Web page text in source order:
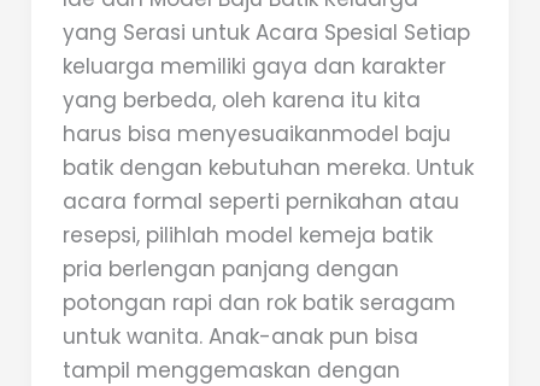
yang Serasi untuk Acara Spesial Setiap
keluarga memiliki gaya dan karakter
yang berbeda, oleh karena itu kita
harus bisa menyesuaikanmodel baju
batik dengan kebutuhan mereka. Untuk
acara formal seperti pernikahan atau
resepsi, pilihlah model kemeja batik
pria berlengan panjang dengan
potongan rapi dan rok batik seragam
untuk wanita. Anak-anak pun bisa
tampil menggemaskan dengan